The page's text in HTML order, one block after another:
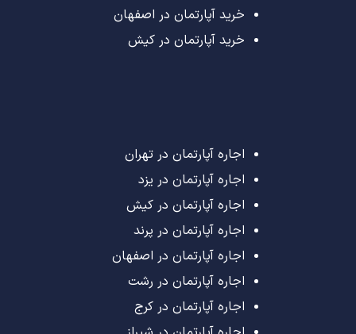
خرید آپارتمان در اصفهان
خرید آپارتمان در کیش
اجاره آپارتمان در تهران
اجاره آپارتمان در یزد
اجاره آپارتمان در کیش
اجاره آپارتمان در پرند
اجاره آپارتمان در اصفهان
اجاره آپارتمان در رشت
اجاره آپارتمان در کرج